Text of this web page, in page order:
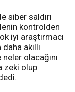
siber saldırı
kontrolden
iyi araştırmacı
akıllı
olacağını
zeki olup